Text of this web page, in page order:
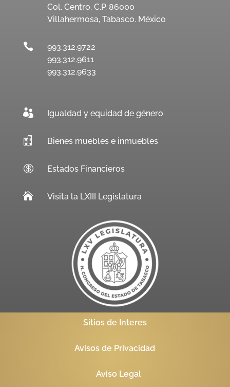
Col. Centro, C.P. 86000
Villahermosa, Tabasco. México

993.312.9722
993.312.9611
993.312.9633
 Igualdad y equidad de género
 Bienes muebles e inmuebles
 Estados Financieros
 Visita la LXIII Legislatura
Sitios de Interes
Avisos de Privacidad
Aviso Legal